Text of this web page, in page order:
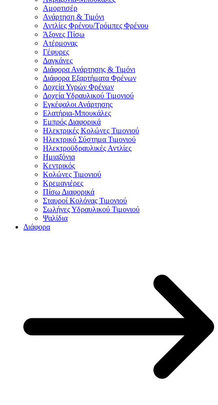
Αμορτισέρ
Ανάρτηση & Τιμόνι
Αντλίες Φρένου/Τρόμπες Φρένου
Άξονες Πίσω
Ατέρμονας
Γέφυρες
Δαγκάνες
Διάφορα Ανάρτησης & Τιμόνι
Διάφορα Εξαρτήματα Φρένων
Δοχεία Υγρών Φρένων
Δοχεία Υδραυλικού Τιμονιού
Εγκέφαλοι Ανάρτησης
Ελατήρια-Μπουκάλες
Εμπρός Διαφορικά
Ηλεκτρικές Κολώνες Τιμονιού
Ηλεκτρικό Σύστημα Τιμονιού
Ηλεκτροϋδραυλικές Αντλίες
Ημιαξόνια
Κεντρικός
Κολώνες Τιμονιού
Κρεμαγιέρες
Πίσω Διαφορικά
Σταυροί Κολόνας Τιμονιού
Σωλήνες Υδραυλικού Τιμονιού
Ψαλίδια
Διάφορα